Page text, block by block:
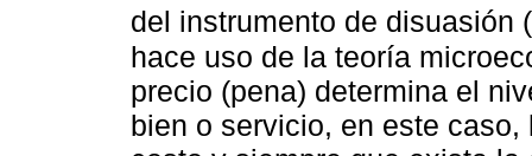
del instrumento de disuasión (
hace uso de la teoría
precio (pena) determina el
bien o servicio, en este